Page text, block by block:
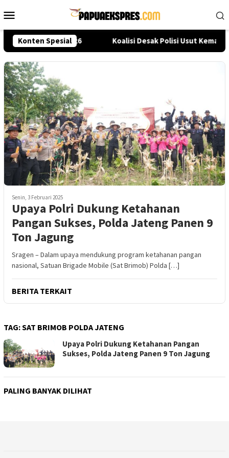
ke
Mobile
Konten Spesial
Seleksi Akpol 2026 Koalisi Desak Polisi Usut
Senin, 3 Februari 2025
Upaya Polri Dukung Ketahanan
Pangan Sukses, Polda Jateng Panen 9
Ton Jagung
Sragen – Dalam upaya mendukung program ketahanan pangan
nasional, Satuan Brigade Mobile (Sat Brimob) Polda […]
BERITA TERKAIT
TAG:SAT BRIMOB POLDA JATENG
Upaya Polri Dukung Ketahanan Pangan
Sukses, Polda Jateng Panen 9 Ton Jagung
PALING BANYAK DILIHAT